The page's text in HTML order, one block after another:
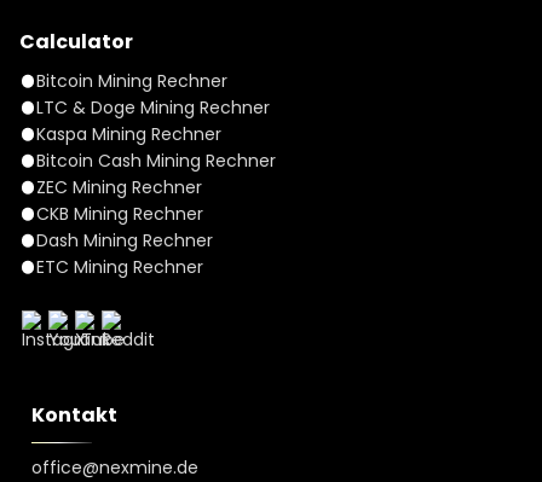
Calculator
Bitcoin Mining Rechner
LTC & Doge Mining Rechner
Kaspa Mining Rechner
Bitcoin Cash Mining Rechner
ZEC Mining Rechner
CKB Mining Rechner
Dash Mining Rechner
ETC Mining Rechner
Kontakt
office@nexmine.de